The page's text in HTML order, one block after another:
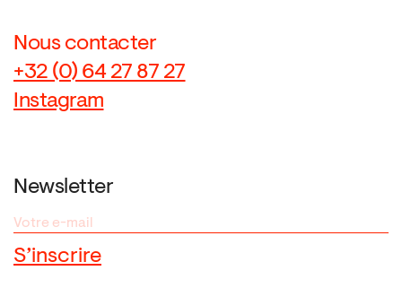
Nous contacter
+32 (0) 64 27 87 27
Instagram
Newsletter